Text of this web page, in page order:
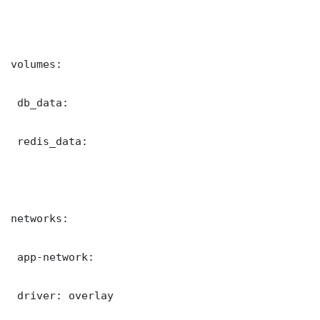
volumes:
db_data:
redis_data:
networks:
app-network:
driver: overlay